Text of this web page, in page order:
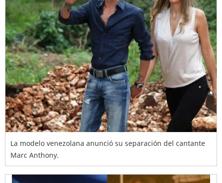
La modelo venezolana anunció su separación del cantante
Marc Anthony.